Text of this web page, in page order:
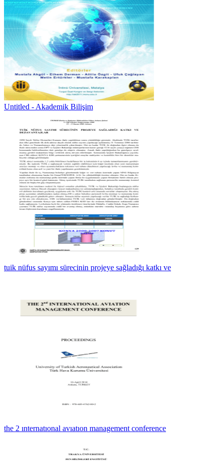
Untitled - Akademik Bilişim
tuik nüfus sayımı sürecinin projeye sağladığı katkı ve
the 2 ınternatıonal avıatıon management conference